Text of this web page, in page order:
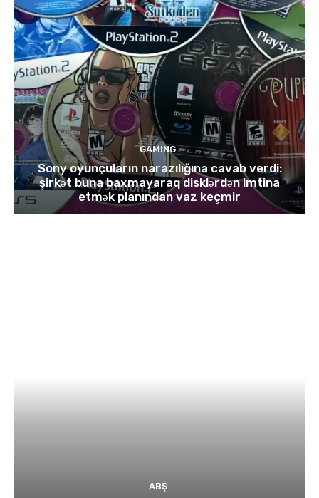
GAMING
Sony oyunçuların narazılığına cavab verdi:
şirkət buna baxmayaraq disklərdən imtina
etmək planından vaz keçmir
ABŞ